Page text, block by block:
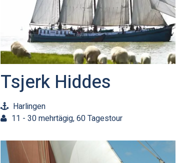
Tsjerk Hiddes
Harlingen
11 - 30 mehrtägig, 60 Tagestour